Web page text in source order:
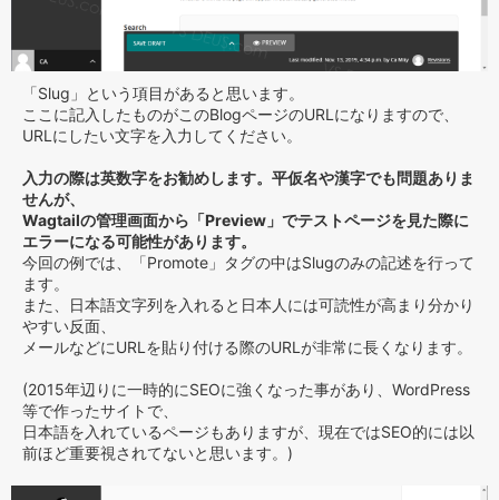
「Slug」という項目があると思います。
ここに記入したものがこのBlogページのURLになりますので、
URLにしたい文字を入力してください。
入力の際は英数字をお勧めします。平仮名や漢字でも問題ありま
せんが、
Wagtailの管理画面から「Preview」でテストページを見た際に
エラーになる可能性があります。
今回の例では、「Promote」タグの中はSlugのみの記述を行って
ます。
また、日本語文字列を入れると日本人には可読性が高まり分かり
やすい反面、
メールなどにURLを貼り付ける際のURLが非常に長くなります。
(2015年辺りに一時的にSEOに強くなった事があり、WordPress
等で作ったサイトで、
日本語を入れているページもありますが、現在ではSEO的には以
前ほど重要視されてないと思います。)